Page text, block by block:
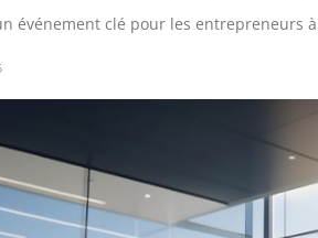
un événement clé pour les